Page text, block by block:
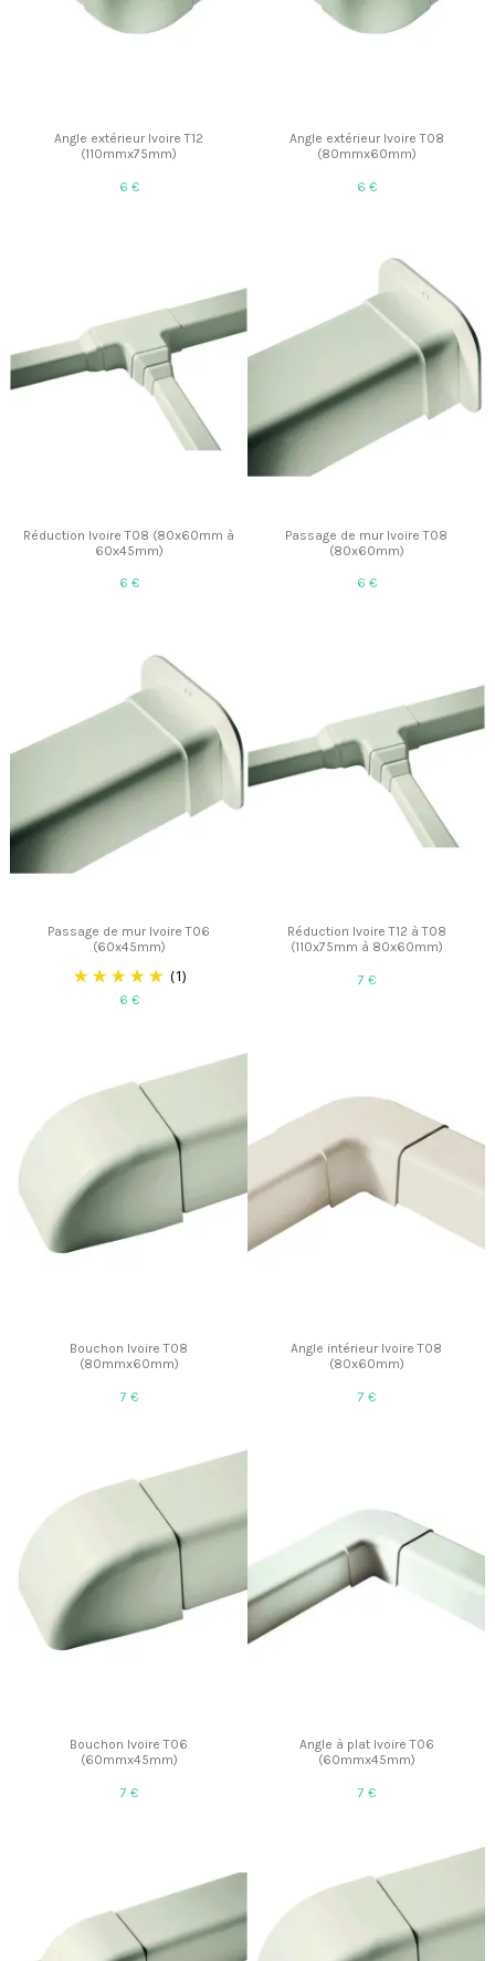
Angle extérieur Ivoire T12
(110mmx75mm)
6 €
Angle extérieur Ivoire T08
(80mmx60mm)
6 €
Réduction Ivoire T08 (80x60mm à
60x45mm)
6 €
Passage de mur Ivoire T08
(80x60mm)
6 €
Passage de mur Ivoire T06
(60x45mm)
(1)
6 €
Réduction Ivoire T12 à T08
(110x75mm à 80x60mm)
7 €
Bouchon Ivoire T08
(80mmx60mm)
7 €
Angle intérieur Ivoire T08
(80x60mm)
7 €
Bouchon Ivoire T06
(60mmx45mm)
7 €
Angle à plat Ivoire T06
(60mmx45mm)
7 €